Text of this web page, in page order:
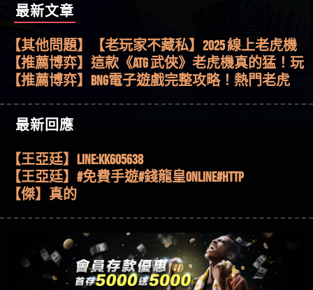
最新文章
【其他問題】用理性數據指路，開啟你的高回報
娛樂之旅
【其他問題】【老玩家不藏私】2025 線上老虎機
這樣挑！RTP、波動率和平台安全的全攻略！
【推薦博弈】這款《ATG 武俠》老虎機真的猛！玩
過才知道什麼叫超過3萬種中獎方式！
【推薦博弈】BNG電子遊戲完整攻略！熱門老虎
51,000倍數玩法攻略，輕鬆稱霸老虎機！
【其他問題】「拆解力智投資詐騙套路緊急追討
賴zg369」力智投資是不是詐騙 力智投資是真的嗎
力智投資是詐騙嗎 南部老翁還在癡迷力智投資高
回報獲利 請不要在匯款
【其他問題】 【遇天盛商行詐騙追回資金賴
zg369】天盛商行詐騙 天盛商行是不是詐騙 天盛商
行是真的嗎 天盛商行是詐騙嗎 被天盛商行詐騙一
招教你拿回
【其他問題】 受害者援助賴【zg369】退休老翁被
大戶e點靈詐騙痛不欲生 大戶e點靈是真的嗎 大戶e
點靈是不是詐騙 大戶e點靈是詐騙嗎 大戶e點靈無
法出金 （大戶e點靈）教你如何規避詐騙陷阱
【其他問題】 弘記投資詐騙持續收割國人中【免
費討回資金賴zg369】弘記投資是詐騙嗎 弘記投資
是不是詐騙 弘記投資是真的嗎 被弘記投資詐騙的
錢怎麼辦 本文教你如何拿回被騙資金
【其他問題】 被騙追回賴【zg369】KnTop利用新型
詐騙手法欺詐群眾 KnTop是真的嗎 KnTop是不是詐騙
KnTop是詐騙嗎 【KnTop】KnTop無法出金 被KnTop詐騙
的錢一招拿回
【其他問題】機台運算專案詐騙持續收割國人中
【免費討回資金賴zg369】機台運算專案是詐騙嗎
機台運算專案是不是詐騙 機台運算專案是真的嗎
被機台運算專案詐騙的錢怎麼辦 本文教你如何拿
回被騙資金
【其他問題】 Hoyabit詐騙持續收割國人中【免費
討回資金賴zg369】Hoyabit是詐騙嗎 Hoyabit是不是詐
騙 Hoyabit是真的嗎 被HoyabitHoyabit詐騙的錢怎麼辦
本文教你如何拿回被騙資金
【其他問題】KS.M多元化行銷詐騙持續收割國人
中【免費討回資金賴zg369】KS.M多元化行銷是詐
騙嗎 KS.M多元化行銷是不是詐騙 KS.M多元化行銷是
【其他問題】免費追回賴「zg369」深度解析野原
家 Family & Love如何詐騙 野原家 Family & Love是不是詐
【其他問題】元盈橋詐騙持續收割國人中【免費
最新回應
【傑】推代理真的好相處
回答
【王亞廷】LINE:kK605638
【王亞廷】#免費手遊#錢龍皇ONLINE#http
【傑】真的
【沈樂慧】又是九州??爛死了黑網不要玩
【林伊依】爛死了拉贏錢直接鎖帳號可以去吃屎
【陳靜茹】推薦小畢，我也是小畢的會員～～